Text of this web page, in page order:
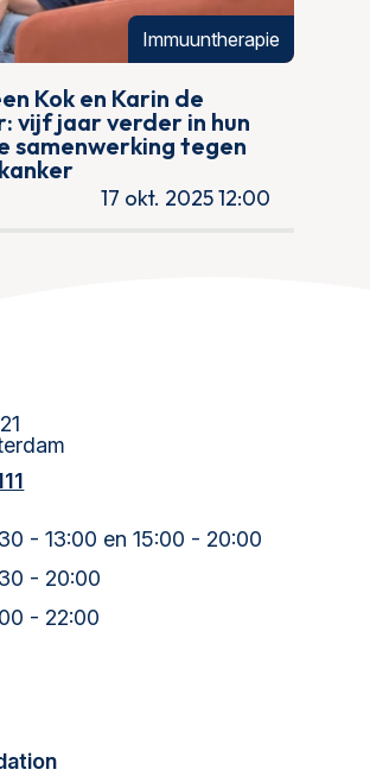
Immuuntherapie
Kok en Karin de
vijf jaar verder in hun
samenwerking tegen
17 okt. 2025 12:00
- 13:00 en 15:00 - 20:00
- 20:00
- 22:00